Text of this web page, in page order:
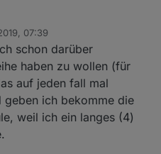
07:39
schon darüber
haben zu wollen (für
auf jeden fall mal
geben ich bekomme die
weil ich ein langes (4)